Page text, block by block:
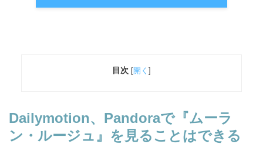
目次 [開く ]
Dailymotion、Pandoraで『ムーラ
ン・ルージュ』を見ることはできる